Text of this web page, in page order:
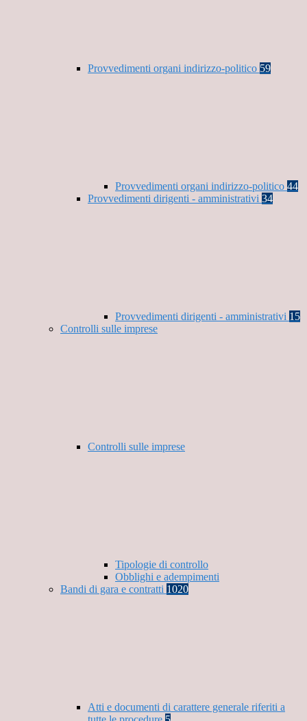
Provvedimenti organi indirizzo-politico 59
Provvedimenti organi indirizzo-politico 44
Provvedimenti dirigenti - amministrativi 34
Provvedimenti dirigenti - amministrativi 15
Controlli sulle imprese
Controlli sulle imprese
Tipologie di controllo
Obblighi e adempimenti
Bandi di gara e contratti 1020
Atti e documenti di carattere generale riferiti a